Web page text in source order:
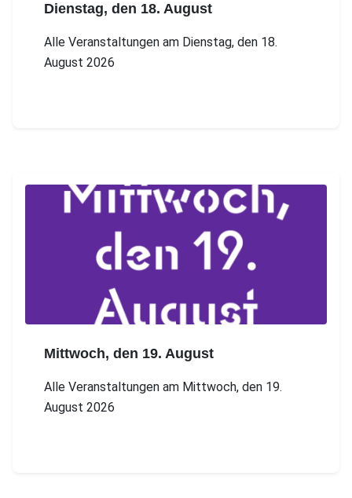
Dienstag, den 18. August
Alle Veranstaltungen am Dienstag, den 18.
August 2026
Mittwoch, den 19. August
Alle Veranstaltungen am Mittwoch, den 19.
August 2026